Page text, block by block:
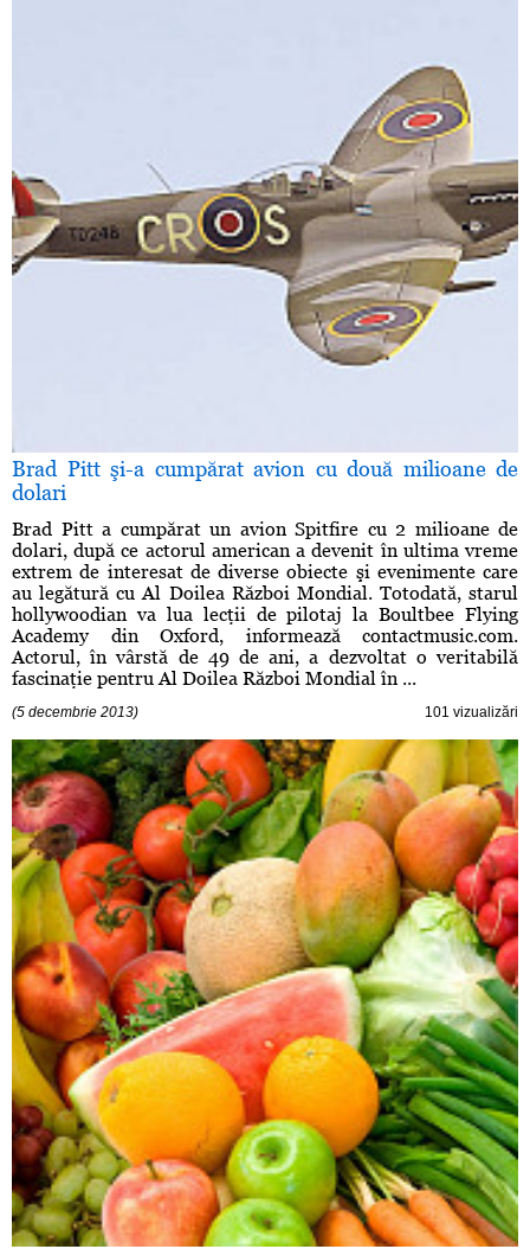
Brad Pitt şi-a cumpărat avion cu două milioane de
dolari
Brad Pitt a cumpărat un avion Spitfire cu 2 milioane de
dolari, după ce actorul american a devenit în ultima vreme
extrem de interesat de diverse obiecte şi evenimente care
au legătură cu Al Doilea Război Mondial. Totodată, starul
hollywoodian va lua lecţii de pilotaj la Boultbee Flying
Academy din Oxford, informează contactmusic.com.
Actorul, în vârstă de 49 de ani, a dezvoltat o veritabilă
fascinaţie pentru Al Doilea Război Mondial în ...
(5 decembrie 2013) 101 vizualizări